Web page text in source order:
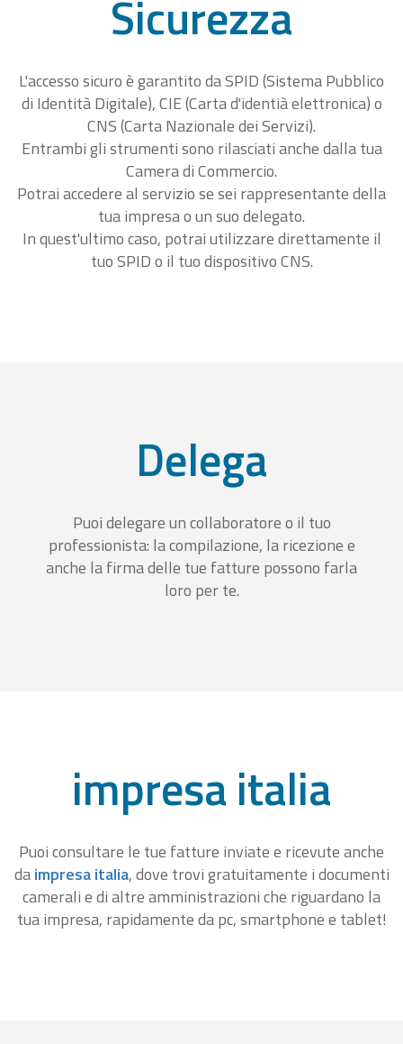
Sicurezza
L'accesso sicuro è garantito da SPID (Sistema Pubblico
di Identità Digitale), CIE (Carta d'identià elettronica) o
CNS (Carta Nazionale dei Servizi).
Entrambi gli strumenti sono rilasciati anche dalla tua
Camera di Commercio.
Potrai accedere al servizio se sei rappresentante della
tua impresa o un suo delegato.
In quest'ultimo caso, potrai utilizzare direttamente il
tuo SPID o il tuo dispositivo CNS.
Delega
Puoi delegare un collaboratore o il tuo
professionista: la compilazione, la ricezione e
anche la firma delle tue fatture possono farla
loro per te.
impresa italia
Puoi consultare le tue fatture inviate e ricevute anche
daimpresa italia, dove trovi gratuitamente i documenti
camerali e di altre amministrazioni che riguardano la
tua impresa, rapidamente da pc, smartphone e tablet!